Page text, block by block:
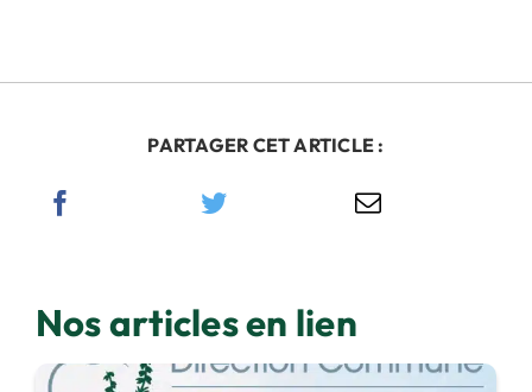
PARTAGER CET ARTICLE :
Nos articles en lien